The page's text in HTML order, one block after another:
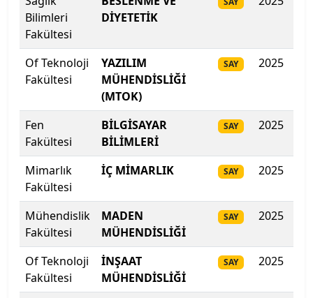
Gebze Teknik Üniversitesi
Giresun Üniversitesi
Girne Amerikan Üniversitesi
Girne Üniversitesi
Gümüşhane Üniversitesi
Hacettepe Üniversitesi
Hakkari Üniversitesi
Haliç Üniversitesi
Harran Üniversitesi
Bilimleri
Fakültesi
DİYETETİK
Of Teknoloji
Fakültesi
YAZILIM
MÜHENDİSLİĞİ
(MTOK)
SAY 2025
Fen
Fakültesi
BİLGİSAYAR
BİLİMLERİ
SAY 2025
Mimarlık
Fakültesi
İÇ MİMARLIK SAY 2025
Mühendislik
Fakültesi
MADEN
MÜHENDİSLİĞİ
SAY 2025
Of Teknoloji
Fakültesi
İNŞAAT
MÜHENDİSLİĞİ
SAY 2025